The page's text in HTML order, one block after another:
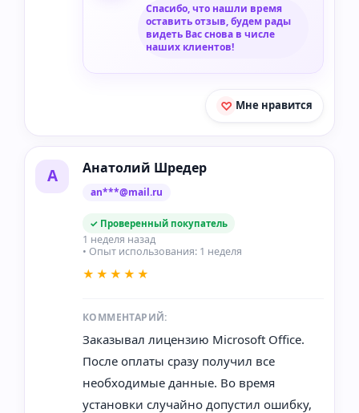
Спасибо, что нашли время
оставить отзыв, будем рады
видеть Вас снова в числе
наших клиентов!
Мне нравится
А Анатолий Шредер
an***@mail.ru
✓ Проверенный покупатель
1 неделя назад
• Опыт использования: 1 неделя
★★★★★
КОММЕНТАРИЙ:
Заказывал лицензию Microsoft Office.
После оплаты сразу получил все
необходимые данные. Во время
установки случайно допустил ошибку,